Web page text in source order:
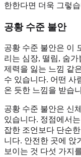
한한다면 더욱 그렇
공황 수준 불안
공황 수준 불안은 이
리는 심장, 떨림, 숨
제력을 잃는 느낌 같
수 있습니다. 어떤 사
온 듯한 느낌을 받습
공황 수준 불안은 신
있습니다. 정점에서
잡한 조언보다 단순
니다. 안전한 곳에 앉
보이는 것 다섯 가지